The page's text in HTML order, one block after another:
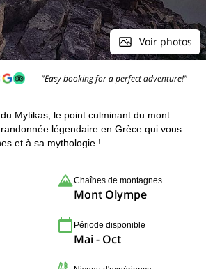
Voir photos
"Easy booking for a perfect adventure!"
Mytikas, le point culminant du mont
légendaire en Grèce qui vous
et à sa mythologie !
Chaînes de montagnes
Mont Olympe
Période disponible
Mai - Oct